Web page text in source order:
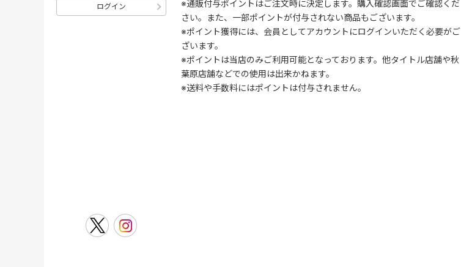
※通販付与ポイントはご注文時に決定します。購入確認画面でご確認くだ
さい。また、一部ポイントが付与されない商品もございます。
※ポイント獲得には、会員としてアカウントにログインいただく必要がご
ざいます。
※ポイントは当店のみご利用可能となっております。他タイトル店舗や秋
葉原店舗などでの使用は出来かねます。
※送料や手数料にはポイントは付与されません。
ログイン